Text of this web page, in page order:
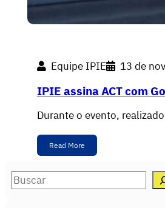
Equipe IPIE 13 de
IPIE assina ACT com
Durante o evento,
Read More
S